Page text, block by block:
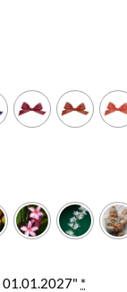
01.01.2027" *